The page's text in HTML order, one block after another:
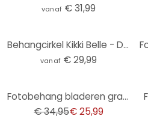
vanaf € 31,99
Behangcirkel Kikki Belle - De Berenkoning - vliesbehang/zelfklevend vliesbehang
vanaf € 29,99
Fotobehang bladeren grafisch Vliesbehang modern mat in beige 2,70 x 1,59 m
€ 34,95€ 25,99